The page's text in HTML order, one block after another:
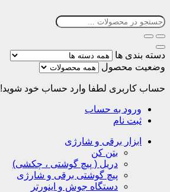
دسته بندی ها
وضعیت محصول
حساب کاربری لطفا وارد حساب خود شوید!
ورود به حساب
ثبت نام
ابزار برقی و شارژی
بتن کن
دریل ( پیچ گوشتی ، چکشی)
پیچ گوشتی برقی و شارژی
دستگاه جوش و اینورتر